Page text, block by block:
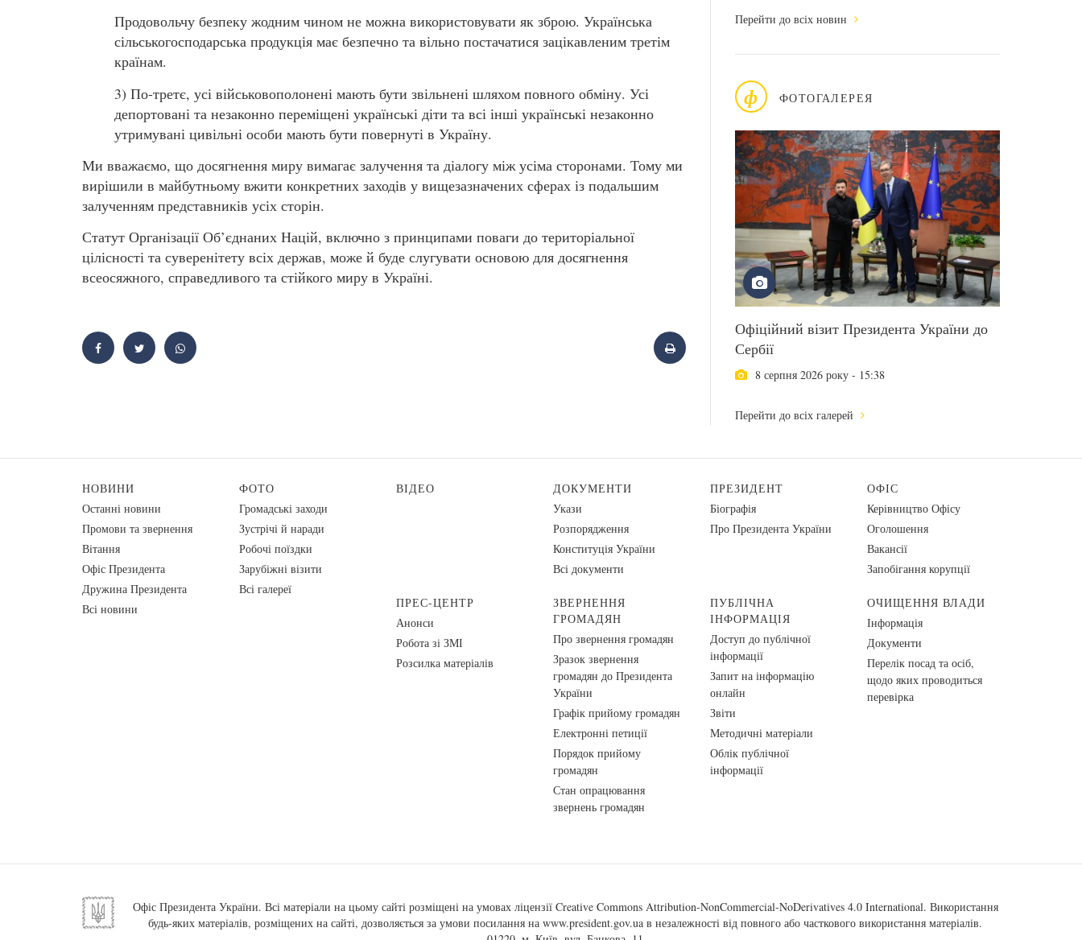
Перейти до всіх новин
ф ФОТОГАЛЕРЕЯ
Офіційний візит Президента України до
Сербії
8 серпня 2026 року - 15:38
Перейти до всіх галерей
Продовольчу безпеку жодним чином не можна використовувати як зброю. Українська
сільськогосподарська продукція має безпечно та вільно постачатися зацікавленим третім
країнам.
3) По-третє, усі військовополонені мають бути звільнені шляхом повного обміну. Усі
депортовані та незаконно переміщені українські діти та всі інші українські незаконно
утримувані цивільні особи мають бути повернуті в Україну.
Ми вважаємо, що досягнення миру вимагає залучення та діалогу між усіма сторонами. Тому ми
вирішили в майбутньому вжити конкретних заходів у вищезазначених сферах із подальшим
залученням представників усіх сторін.
Статут Організації Об’єднаних Націй, включно з принципами поваги до територіальної
цілісності та суверенітету всіх держав, може й буде слугувати основою для досягнення
всеосяжного, справедливого та стійкого миру в Україні.
НОВИНИ
Останні новини
Промови та звернення
Вiтання
Офіс Президента
Дружина Президента
Всі новини
ФОТО
Громадські заходи
Зустрічі й наради
Робочі поїздки
Зарубіжні візити
Всі галереї
ВІДЕО
ДОКУМЕНТИ
Укази
Розпорядження
Конституція України
Всі документи
ПРЕЗИДЕНТ
Біографія
Про Президента України
ОФІС
Керівництво Офісу
Оголошення
Вакансії
Запобігання корупції
ПРЕС-ЦЕНТР
Анонси
Робота зі ЗМІ
Розсилка матеріалів
ЗВЕРНЕННЯ
ГРОМАДЯН
Про звернення громадян
Зразок звернення
громадян до Президента
України
Графік прийому громадян
Електронні петиції
Порядок прийому
громадян
Стан опрацювання
звернень громадян
ПУБЛІЧНА
ІНФОРМАЦІЯ
Доступ до публічної
інформації
Запит на інформацію
онлайн
Звіти
Методичні матеріали
Облік публічної
інформації
ОЧИЩЕННЯ ВЛАДИ
Інформація
Документи
Перелік посад та осіб,
щодо яких проводиться
перевірка
Офіс Президента України. Всі матеріали на цьому сайті розміщені на умовах ліцензії Creative Commons Attribution-NonCommercial-NoDerivatives 4.0 International. Використання
будь-яких матеріалів, розміщених на сайті, дозволяється за умови посилання на www.president.gov.ua в незалежності від повного або часткового використання матеріалів.